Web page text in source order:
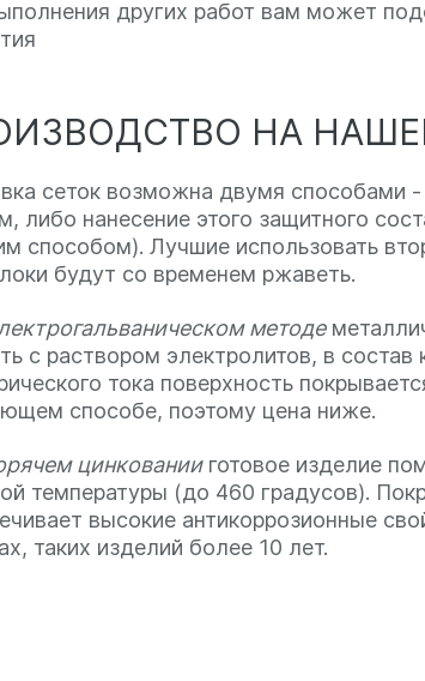
других работ вам может
НА
сеток возможна двумя способами
либо нанесение этого защитного
способом). Лучшие использовать
будут со временем ржаветь.
методе
с раствором электролитов, в
тока поверхность
способе, поэтому цена ниже.
цинкованииготовое изделие
температуры (до 460 градусов).
высокие антикоррозионные
таких изделий более 10 лет.